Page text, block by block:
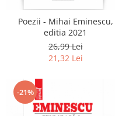
Poezii - Mihai Eminescu,
editia 2021
26,99 Lei
21,32 Lei
-21%